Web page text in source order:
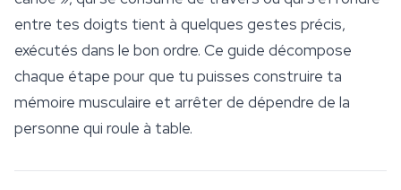
entre tes doigts tient à quelques gestes précis,
exécutés dans le bon ordre. Ce guide décompose
chaque étape pour que tu puisses construire ta
mémoire musculaire et arrêter de dépendre de la
personne qui roule à table.